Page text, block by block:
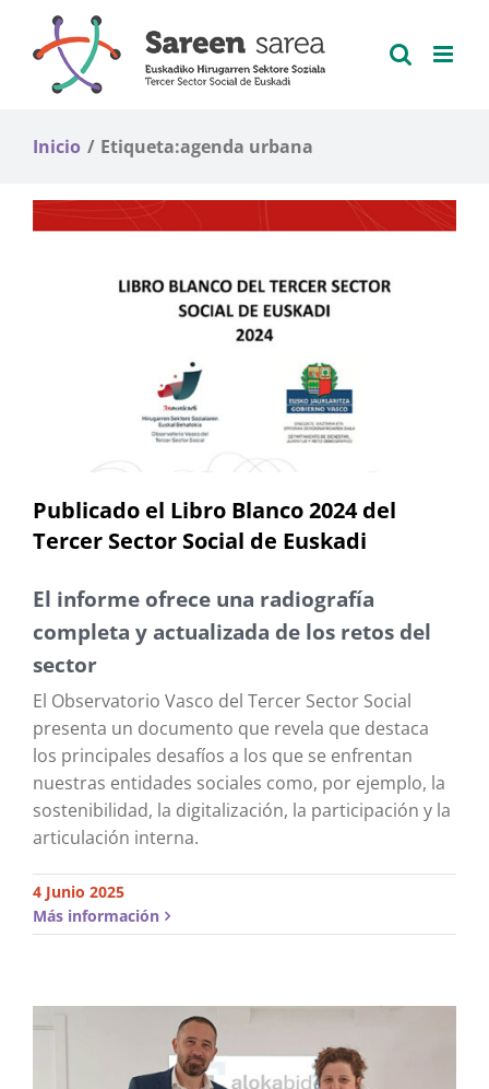
contenido
Inicio Etiqueta:agenda urbana
Publicado el Libro Blanco 2024 del
Tercer Sector Social de Euskadi
El informe ofrece una radiografía
completa y actualizada de los retos del
sector
El Observatorio Vasco del Tercer Sector Social
presenta un documento que revela que destaca
los principales desafíos a los que se enfrentan
nuestras entidades sociales como, por ejemplo, la
sostenibilidad, la digitalización, la participación y la
articulación interna.
4 Junio 2025
Más información